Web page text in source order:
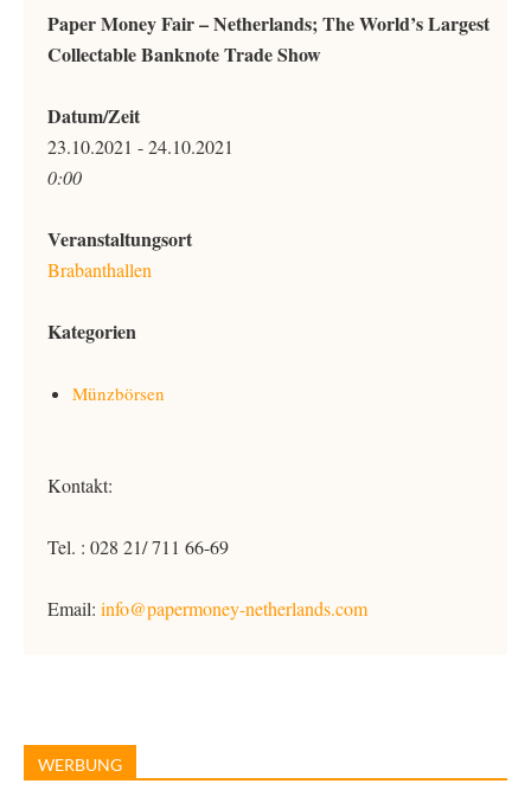
Paper Money Fair – Netherlands; The World’s Largest
Collectable Banknote Trade Show
Datum/Zeit
23.10.2021 - 24.10.2021
0:00
Veranstaltungsort
Brabanthallen
Kategorien
Münzbörsen
Kontakt:
Tel. : 028 21/ 711 66-69
Email: info@papermoney-netherlands.com
WERBUNG